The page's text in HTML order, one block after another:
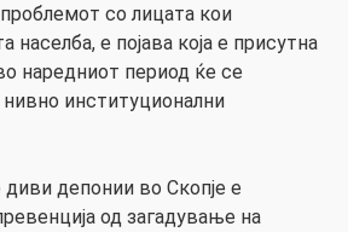
со лицата кои
населба, е појава која е присутна
наредниот период ќе се
институционални
депонии во Скопје е
од загадување на